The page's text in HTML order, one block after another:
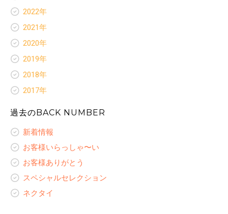
ネクタイ
レディースコラム
スペシャルセレクション
ネクタイ
レディースコラム
レディースオーダーギャラリー
お客様ありがとう
スペシャルセレクション
オリジナルプリント裏地
ネクタイ
レディースコラム
レディースオーダーギャラリー
新着情報
お客様ありがとう
スペシャルセレクション
オリジナルプリント裏地
ネクタイ
レディースコラム
レディースオーダーギャラリー
2022年
新着情報
お客様ありがとう
スペシャルセレクション
オリジナルプリント裏地
ネクタイ
レディースコラム
2021年
新着情報
お客様ありがとう
スペシャルセレクション
オリジナルプリント裏地
ネクタイ
レディースコラム
2020年
新着情報
お客様ありがとう
スペシャルセレクション
ネクタイ
レディースオーダーギャラリー
2019年
新着情報
お客様ありがとう
ネクタイ
レディースコラム
2018年
新着情報
お客様ありがとう
ネクタイ
レディースコラム
2017年
お客様いらっしゃ〜い
お客様ありがとう
スペシャルセレクション
ネクタイ
過去のBACK NUMBER
新着情報
お客様いらっしゃ〜い
お客様ありがとう
スペシャルセレクション
ネクタイ